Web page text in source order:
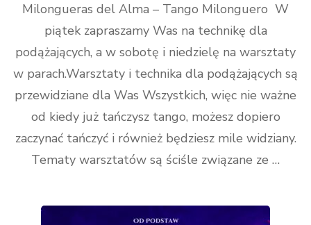
Milongueras del Alma – Tango Milonguero W
piątek zapraszamy Was na technikę dla
podążających, a w sobotę i niedzielę na warsztaty
w parach.Warsztaty i technika dla podążających są
przewidziane dla Was Wszystkich, więc nie ważne
od kiedy już tańczysz tango, możesz dopiero
zaczynać tańczyć i również będziesz mile widziany.
Tematy warsztatów są ściśle związane ze …